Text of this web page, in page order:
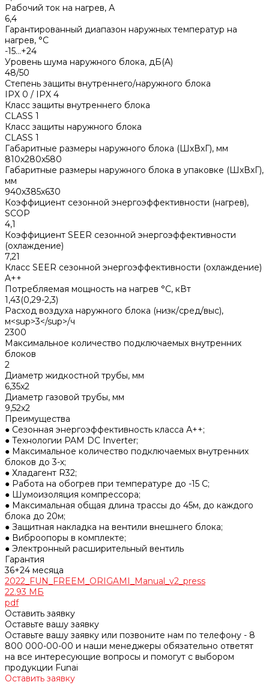
Рабочий ток на нагрев, А
6,4
Гарантированный диапазон наружных температур на
нагрев, °С
-15…+24
Уровень шума наружного блока, дБ(A)
48/50
Степень защиты внутреннего/наружного блока
IPX 0 / IPX 4
Класс защиты внутреннего блока
CLASS 1
Класс защиты наружного блока
CLASS 1
Габаритные размеры наружного блока (ШхВхГ), мм
810x280x580
Габаритные размеры наружного блока в упаковке (ШхВхГ),
мм
940x385x630
Коэффициент сезонной энергоэффективности (нагрев),
SCOP
4,1
Коэффициент SEER сезонной энергоэффективности
(охлаждение)
7,21
Класс SEER сезонной энергоэффективности (охлаждение)
A++
Потребляемая мощность на нагрев °С, кВт
1,43(0,29-2,3)
Расход воздуха наружного блока (низк/сред/выс),
м<sup>3</sup>/ч
2300
Максимальное количество подключаемых внутренних
блоков
2
Диаметр жидкостной трубы, мм
6,35x2
Диаметр газовой трубы, мм
9,52x2
Преимущества
● Сезонная энергоэффективность класса А++;
● Технологии PAM DC Inverter;
● Максимальное количество подключаемых внутренних
блоков до 3-х;
● Хладагент R32;
● Работа на обогрев при температуре до -15 С;
● Шумоизоляция компрессора;
● Максимальная общая длина трассы до 45м, до каждого
блока до 20м;
● Защитная накладка на вентили внешнего блока;
● Виброопоры в комплекте;
● Электронный расширительный вентиль
Гарантия
36+24 месяца
2022_FUN_FREEM_ORIGAMI_Manual_v2_press
22.93 МБ
pdf
Оставить заявку
Оставьте вашу заявку
Оставьте вашу заявку или позвоните нам по телефону - 8
800 000-00-00 и наши менеджеры обязательно ответят
на все интересующие вопросы и помогут с выбором
продукции Funai
Оставить заявку